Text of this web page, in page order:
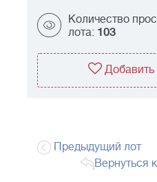
Количество
лота: 103
Добавить
Предыдущий лот
Вернуться